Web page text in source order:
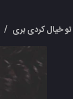
تو خیال کردی بری /